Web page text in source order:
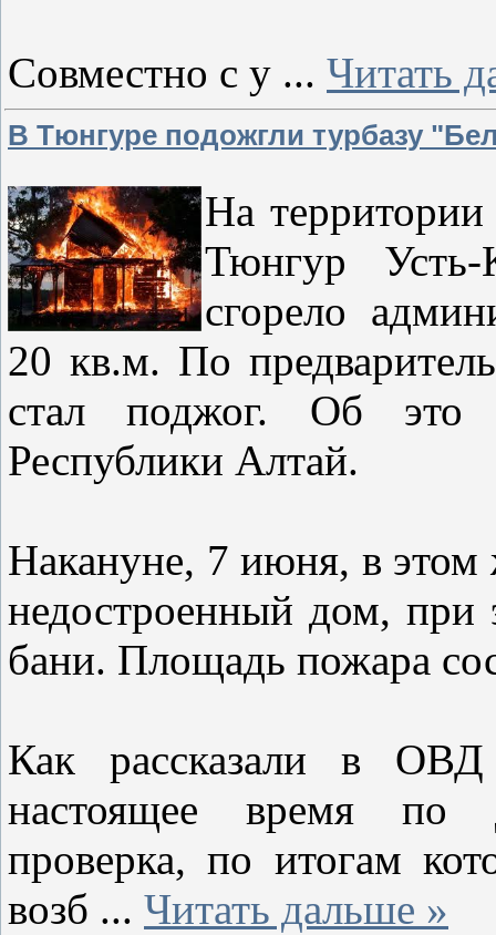
Совместно с у ... Читать
В Тюнгуре подожгли турбазу
На
Тюнгур
сгорело
20 кв.м. По
стал поджог. Об это
Республики Алтай.
Накануне, 7 июня, в
недостроенный дом, при
бани. Площадь пожара
Как рассказали в ОВД
настоящее время по
проверка, по итогам
возб ... Читать дальше »